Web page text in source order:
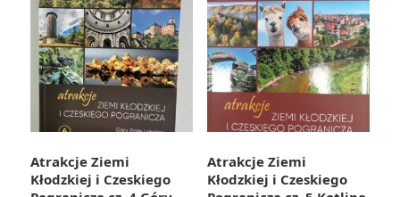
Atrakcje Ziemi
Kłodzkiej i Czeskiego
Atrakcje Ziemi
Kłodzkiej i Czeskiego